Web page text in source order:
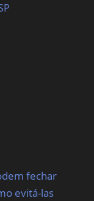
fechar
evitá-las